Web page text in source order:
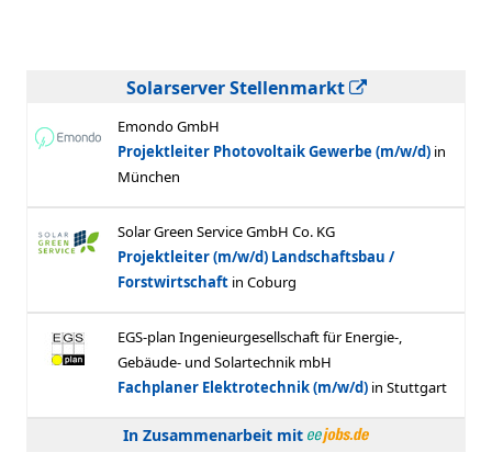
Solarserver Stellenmarkt
In Zusammenarbeit mit